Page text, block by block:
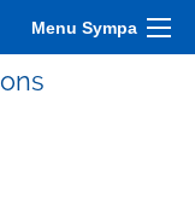
Menu Sympa